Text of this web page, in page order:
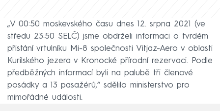
„V 00:50 moskevského času dnes 12. srpna 2021 (ve
středu 23:50 SELČ) jsme obdrželi informaci o tvrdém
přistání vrtulníku Mi-8 společnosti Vitjaz-Aero v oblasti
Kurilského jezera v Kronocké přírodní rezervaci. Podle
předběžných informací byli na palubě tři členové
posádky a 13 pasažérů,“ sdělilo ministerstvo pro
mimořádné události.